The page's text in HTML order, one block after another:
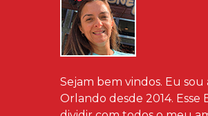
Sejam bem vindos. Eu
Orlando desde 2014. Esse